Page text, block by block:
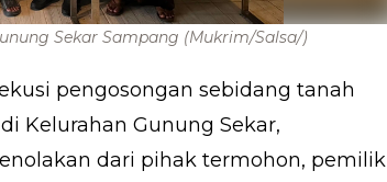
Sekar Sampang (Mukrim/Salsa/)
pengosongan sebidang tanah
Kelurahan Gunung Sekar,
dari pihak termohon, pemilik